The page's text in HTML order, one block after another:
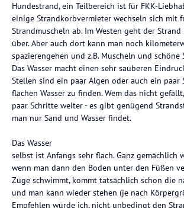
Hundestrand, ein Teilbereich ist für FKK-
einige Strandkorbvermieter wechseln sich mit
Strandmuscheln ab. Im Westen geht der
über. Aber auch dort kann man noch
spazierengehen und z.B. Muscheln und schöne
Das Wasser macht einen sehr sauberen
Stellen sind ein paar Algen oder auch ein paar
flachen Wasser zu finden. Wem das nicht
paar Schritte weiter - es gibt genügend
man nur Sand und Wasser findet.
Das Wasser
selbst ist Anfangs sehr flach. Ganz gemächlich
wenn man dann den Boden unter den Füßen
Züge schwimmt, kommt tatsächlich schon die
und man kann wieder stehen (je nach
Empfehlen würde ich, nicht unbedingt den